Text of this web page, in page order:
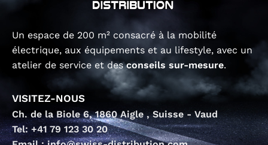
Un espace de 200 m² consacré à la mobilité
électrique, aux équipements et au lifestyle, avec un
atelier de service et desconseils sur-mesure.
VISITEZ-NOUS
Ch. de la Biole 6, 1860 Aigle , Suisse - Vaud
Tel: +41 79 123 30 20